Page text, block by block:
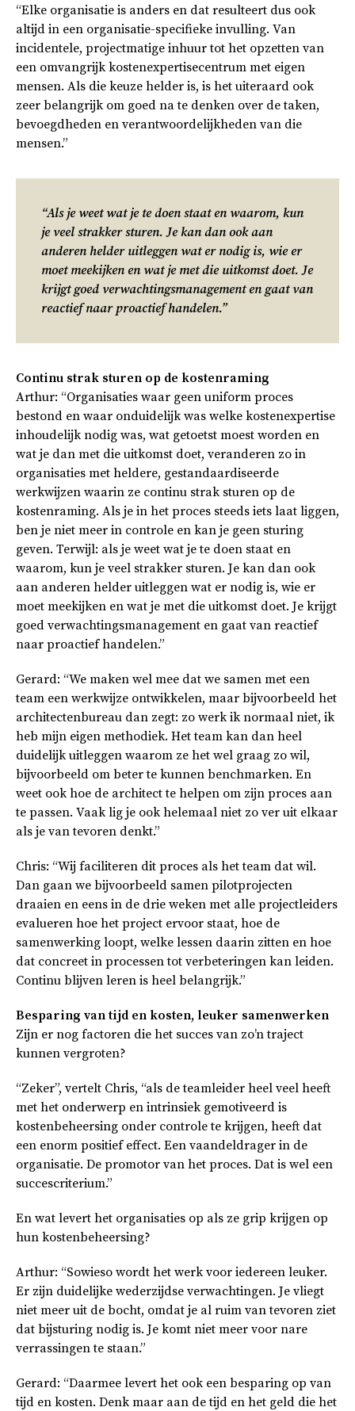
“Elke organisatie is anders en dat resulteert dus ook
altijd in een organisatie-specifieke invulling. Van
incidentele, projectmatige inhuur tot het opzetten van
een omvangrijk kostenexpertisecentrum met eigen
mensen. Als die keuze helder is, is het uiteraard ook
zeer belangrijk om goed na te denken over de taken,
bevoegdheden en verantwoordelijkheden van die
mensen.”
“Als je weet wat je te doen staat en waarom, kun
je veel strakker sturen. Je kan dan ook aan
anderen helder uitleggen wat er nodig is, wie er
moet meekijken en wat je met die uitkomst doet. Je
krijgt goed verwachtingsmanagement en gaat van
reactief naar proactief handelen.”
Continu strak sturen op de kostenraming
Arthur: “Organisaties waar geen uniform proces
bestond en waar onduidelijk was welke kostenexpertise
inhoudelijk nodig was, wat getoetst moest worden en
wat je dan met die uitkomst doet, veranderen zo in
organisaties met heldere, gestandaardiseerde
werkwijzen waarin ze continu strak sturen op de
kostenraming. Als je in het proces steeds iets laat liggen,
ben je niet meer in controle en kan je geen sturing
geven. Terwijl: als je weet wat je te doen staat en
waarom, kun je veel strakker sturen. Je kan dan ook
aan anderen helder uitleggen wat er nodig is, wie er
moet meekijken en wat je met die uitkomst doet. Je krijgt
goed verwachtingsmanagement en gaat van reactief
naar proactief handelen.”
Gerard: “We maken wel mee dat we samen met een
team een werkwijze ontwikkelen, maar bijvoorbeeld het
architectenbureau dan zegt: zo werk ik normaal niet, ik
heb mijn eigen methodiek. Het team kan dan heel
duidelijk uitleggen waarom ze het wel graag zo wil,
bijvoorbeeld om beter te kunnen benchmarken. En
weet ook hoe de architect te helpen om zijn proces aan
te passen. Vaak lig je ook helemaal niet zo ver uit elkaar
als je van tevoren denkt.”
Chris: “Wij faciliteren dit proces als het team dat wil.
Dan gaan we bijvoorbeeld samen pilotprojecten
draaien en eens in de drie weken met alle projectleiders
evalueren hoe het project ervoor staat, hoe de
samenwerking loopt, welke lessen daarin zitten en hoe
dat concreet in processen tot verbeteringen kan leiden.
Continu blijven leren is heel belangrijk.”
Besparing van tijd en kosten, leuker samenwerken
Zijn er nog factoren die het succes van zo’n traject
kunnen vergroten?
“Zeker”, vertelt Chris, “als de teamleider heel veel heeft
met het onderwerp en intrinsiek gemotiveerd is
kostenbeheersing onder controle te krijgen, heeft dat
een enorm positief effect. Een vaandeldrager in de
organisatie. De promotor van het proces. Dat is wel een
succescriterium.”
En wat levert het organisaties op als ze grip krijgen op
hun kostenbeheersing?
Arthur: “Sowieso wordt het werk voor iedereen leuker.
Er zijn duidelijke wederzijdse verwachtingen. Je vliegt
niet meer uit de bocht, omdat je al ruim van tevoren ziet
dat bijsturing nodig is. Je komt niet meer voor nare
verrassingen te staan.”
Gerard: “Daarmee levert het ook een besparing op van
tijd en kosten. Denk maar aan de tijd en het geld die het